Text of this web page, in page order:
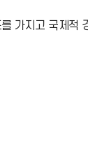
가지고 국제